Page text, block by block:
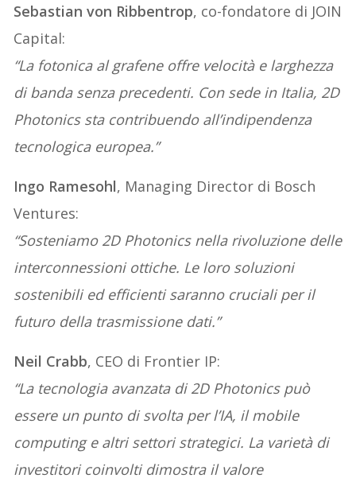
Sebastian von Ribbentrop, co-fondatore di JOIN
Capital:
“La fotonica al grafene offre velocità e larghezza
di banda senza precedenti. Con sede in Italia, 2D
Photonics sta contribuendo all’indipendenza
tecnologica europea.”
Ingo Ramesohl, Managing Director di Bosch
Ventures:
“Sosteniamo 2D Photonics nella rivoluzione delle
interconnessioni ottiche. Le loro soluzioni
sostenibili ed efficienti saranno cruciali per il
futuro della trasmissione dati.”
Neil Crabb, CEO di Frontier IP:
“La tecnologia avanzata di 2D Photonics può
essere un punto di svolta per l’IA, il mobile
computing e altri settori strategici. La varietà di
investitori coinvolti dimostra il valore